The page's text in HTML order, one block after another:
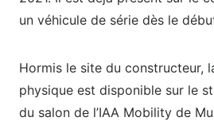
un véhicule de série dès le
Hormis le site du constructeur,
physique est disponible sur le
du salon de l’IAA Mobility de